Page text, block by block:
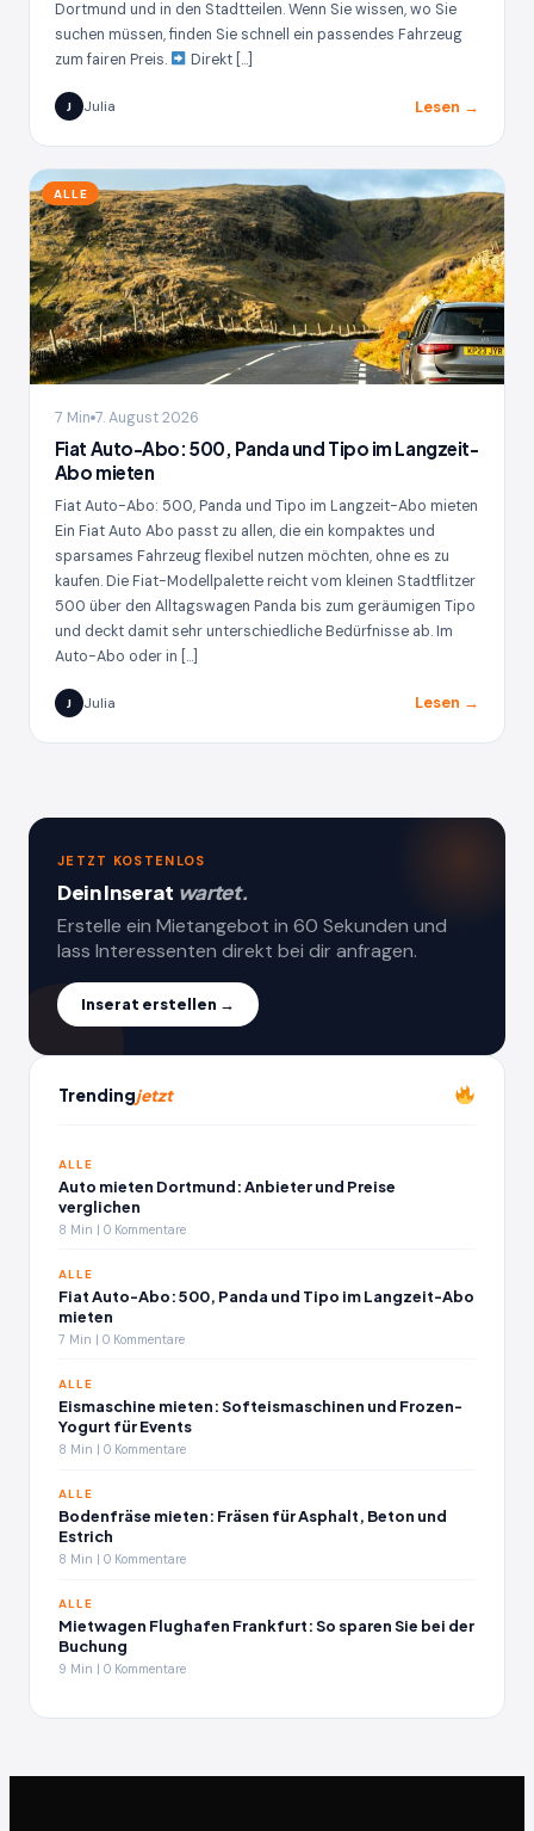
Dortmund und in den Stadtteilen. Wenn Sie wissen, wo Sie
suchen müssen, finden Sie schnell ein passendes Fahrzeug
zum fairen Preis.
Direkt […]
J Julia Lesen →
ALLE
7 Min 7. August 2026
Fiat Auto-Abo: 500, Panda und Tipo im Langzeit-
Abo mieten
Fiat Auto-Abo: 500, Panda und Tipo im Langzeit-Abo mieten
Ein Fiat Auto Abo passt zu allen, die ein kompaktes und
sparsames Fahrzeug flexibel nutzen möchten, ohne es zu
kaufen. Die Fiat-Modellpalette reicht vom kleinen Stadtflitzer
500 über den Alltagswagen Panda bis zum geräumigen Tipo
und deckt damit sehr unterschiedliche Bedürfnisse ab. Im
Auto-Abo oder in […]
J Julia Lesen →
JETZT KOSTENLOS
Dein Inserat wartet.
Erstelle ein Mietangebot in 60 Sekunden und
lass Interessenten direkt bei dir anfragen.
Inserat erstellen →
Trendingjetzt
ALLE
Auto mieten Dortmund: Anbieter und Preise
verglichen
8 Min | 0 Kommentare
ALLE
Fiat Auto-Abo: 500, Panda und Tipo im Langzeit-Abo
mieten
7 Min | 0 Kommentare
ALLE
Eismaschine mieten: Softeismaschinen und Frozen-
Yogurt für Events
8 Min | 0 Kommentare
ALLE
Bodenfräse mieten: Fräsen für Asphalt, Beton und
Estrich
8 Min | 0 Kommentare
ALLE
Mietwagen Flughafen Frankfurt: So sparen Sie bei der
Buchung
9 Min | 0 Kommentare